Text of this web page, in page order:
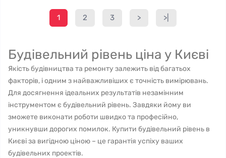
1 2 3 > >|
Будівельний рівень ціна у Києві
Якість будівництва та ремонту залежить від багатьох
факторів, і одним з найважливіших є точність вимірювань.
Для досягнення ідеальних результатів незамінним
інструментом є будівельний рівень. Завдяки йому ви
зможете виконати роботи швидко та професійно,
уникнувши дорогих помилок. Купити будівельний рівень в
Києві за вигідною ціною – це гарантія успіху ваших
будівельних проектів.